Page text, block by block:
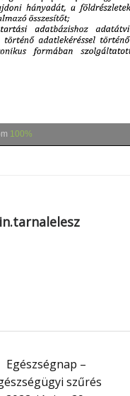
100%
Egészségnap –
szűrés